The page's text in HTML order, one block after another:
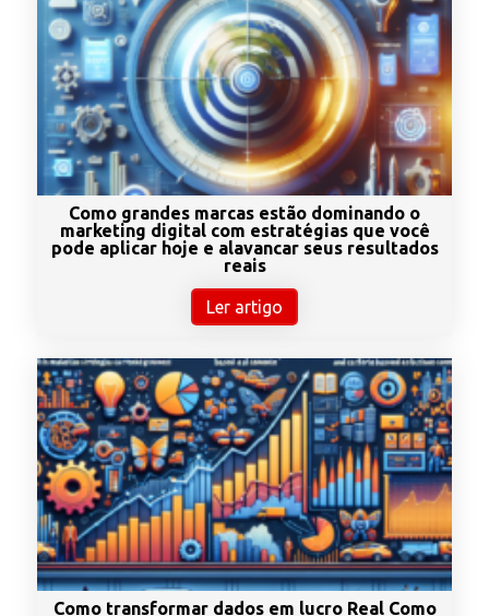
Como grandes marcas estão dominando o
marketing digital com estratégias que você
pode aplicar hoje e alavancar seus resultados
reais
Ler artigo
Como transformar dados em lucro Real Como